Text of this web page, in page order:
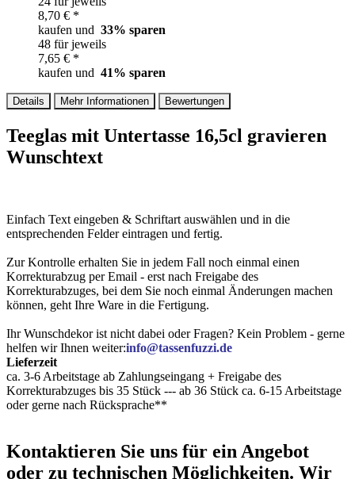
8,70 € *
kaufen und 33% sparen
48 für jeweils
7,65 € *
kaufen und 41% sparen
Details Mehr Informationen Bewertungen
Teeglas mit Untertasse 16,5cl gravieren
Wunschtext
Einfach Text eingeben & Schriftart auswählen und in die
entsprechenden Felder eintragen und fertig.
Zur Kontrolle erhalten Sie in jedem Fall noch einmal einen
Korrekturabzug per Email - erst nach Freigabe des
Korrekturabzuges, bei dem Sie noch einmal Änderungen machen
können, geht Ihre Ware in die Fertigung.
Ihr Wunschdekor ist nicht dabei oder Fragen? Kein Problem - gerne
helfen wir Ihnen weiter:info@tassenfuzzi.de
Lieferzeit
ca. 3-6 Arbeitstage ab Zahlungseingang + Freigabe des
Korrekturabzuges bis 35 Stück --- ab 36 Stück ca. 6-15 Arbeitstage
oder gerne nach Rücksprache**
Kontaktieren Sie uns für ein Angebot
oder zu technischen Möglichkeiten. Wir